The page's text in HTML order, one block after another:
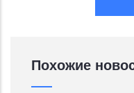
Похожие